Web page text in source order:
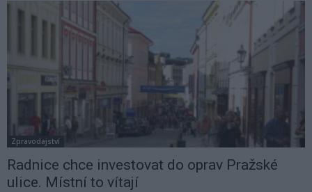
Zpravodajství
Radnice chce investovat do oprav Pražské
ulice. Místní to vítají